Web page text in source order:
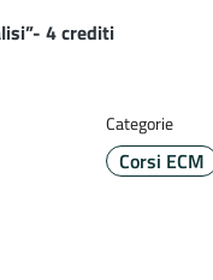
4 crediti
Categorie
Corsi ECM